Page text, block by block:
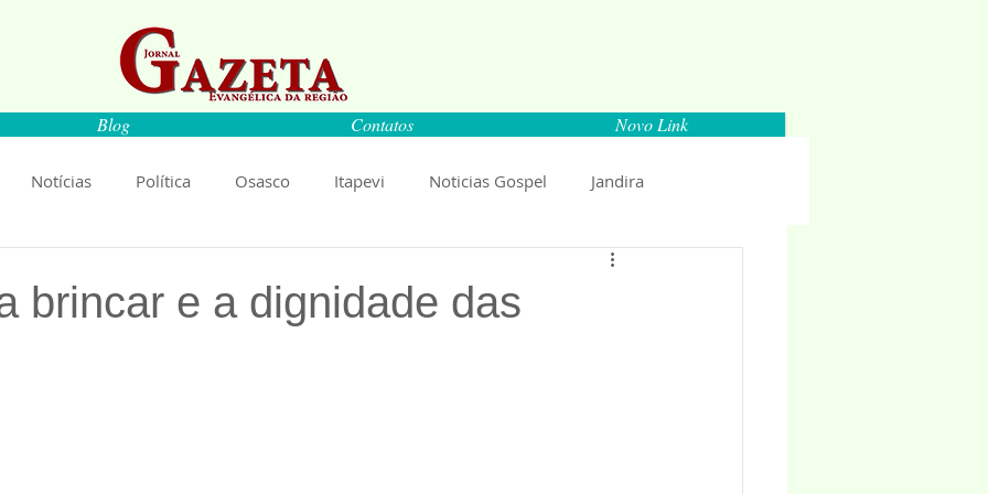
Blog Contatos Novo Link
Notícias Política Osasco Itapevi Noticias Gospel Jandira
Espaço Parlamentar
brincar e a dignidade das
5 estrelas.